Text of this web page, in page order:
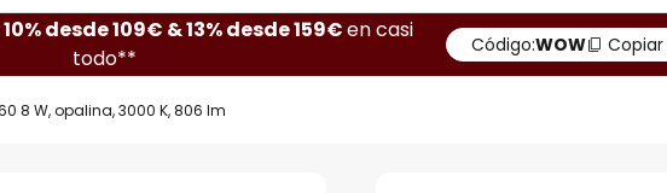
10% desde 109€ & 13% desde 159€en casi
todo**
Código:WOW Copiar
8 W, opalina, 3000 K, 806 lm